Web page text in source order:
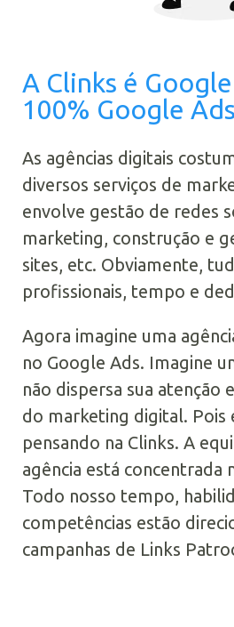
A Clinks é
100% Google Ads
As agências digitais
diversos serviços de
envolve gestão de redes
marketing, construção e
sites, etc. Obviamente,
profissionais, tempo e
Agora imagine uma
no Google Ads. Imagine
não dispersa sua atenção
do marketing digital. Pois
pensando na Clinks. A
agência está concentrada
Todo nosso tempo,
competências estão
campanhas de Links